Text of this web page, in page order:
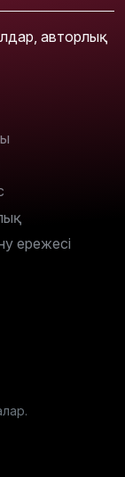
авторлық
ережесі